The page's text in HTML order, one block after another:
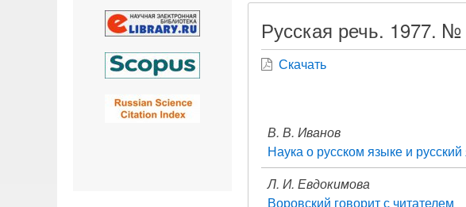
here:
Русская речь. 1977.
Скачать
В. В. Иванов
Наука о русском языке и
Л. И. Евдокимова
Воровский говорит с читателем